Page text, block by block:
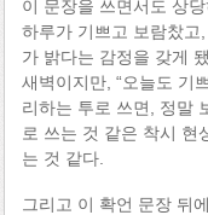
이 문장을 쓰면서도 상
하루가 기쁘고 보람찼고
가 밝다는 감정을 갖게
새벽이지만, “오늘도 기
리하는 투로 쓰면, 정말
로 쓰는 것 같은 착시 현
는 것 같다.
그리고 이 확언 문장 뒤